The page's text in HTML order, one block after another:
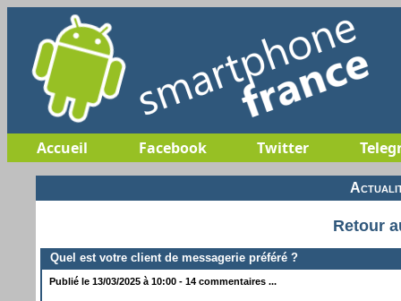
Accueil Facebook Twitter
Retour
Quel est votre client de messagerie préféré ?
Publié le 13/03/2025 à 10:00 - 14 commentaires ...